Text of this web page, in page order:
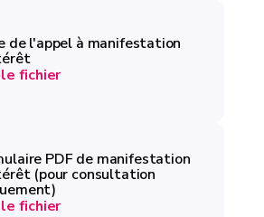
de l'appel à manifestation
fichier
PDF de manifestation
(pour consultation
fichier